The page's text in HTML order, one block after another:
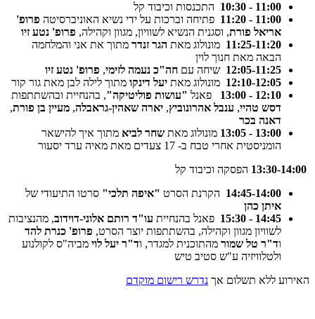
11:00 - 10:30
התכנסות וכיבוד קל
11:00 - 11:20
פתיחה וברכות על ידי נשיא האוניברסיטה פרופ'
אריאל פורת, וסגנית הנשיא לשוויון, מגוון וקהילה, פרופ' נטע זיו
11:25-11:20 מונולוג מאת הגר זנדר מתוך את אני והמלחמה
הבאה מאת חנוך לוין
12:05-11:25 שיחה עם חה"כ נעמה לזימי, פרופ' נטע זיו
12:10-12:05 מונולוג מאת יעל דינקו מתוך לילה לבן מאת גור קור
12:10 - 13:00
פאנל "עושות פוליטיקה", בהנחיית ובהשתתפות
דסש טהיי, ענבל אהרונוביץ, יארה שאהין-גראבלה, מעיין בן פורת,
דאנה בכר
13:00 - 13:05
מונולוג מאת שחר לביא מתוך איך להישאר
הומניסטית אחרי טבח ב- 17 צעדים מאת מאיה ערד יסעור
הפסקה וכיבוד קל
14:45-14:00 הקרנת הסרט "איפה תלכי" סרטו התיעודי של
איתן כהן
14:45 - 15:30
פאנל בהנחיית עו"ד רותם אלוני-דוידוב, מהנציבות
לשוויון מגוון וקהילה, בהשתתפות יוצר הסרט, פרופ' כנרת להד
וד"ר טל שמור מהתוכנית למגדר, וד"ר יעל לוי מביה"ס לקולנוע
ולטלוויזיה ע"ש סטיב טיש
האירוע ללא תשלום אך נדרש רישום מוקדם